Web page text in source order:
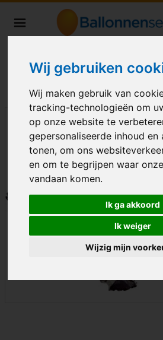
Wij gebruiken
Wij maken gebruik van
tracking-technologieën om
op onze website te
gepersonaliseerde inhoud
tonen, om ons
en om te begrijpen waar
vandaan komen.
Ik ga akkoord
Ik weiger
Wijzig mijn
Nederland